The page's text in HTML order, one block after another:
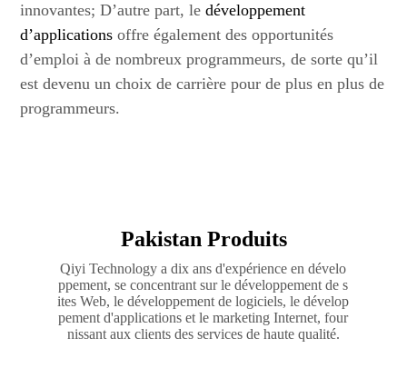
innovantes; D’autre part, ledéveloppement
d’applications offre également des opportunités
d’emploi à de nombreux programmeurs, de sorte qu’il
est devenu un choix de carrière pour de plus en plus de
programmeurs.
Pakistan Produits
Qiyi Technology a dix ans d'expérience en dévelo
ppement, se concentrant sur le développement de s
ites Web, le développement de logiciels, le dévelop
pement d'applications et le marketing Internet, four
nissant aux clients des services de haute qualité.